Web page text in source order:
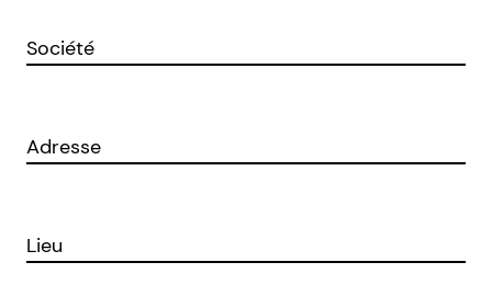
Société
Adresse
Lieu